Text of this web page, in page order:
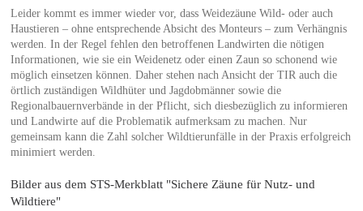
Leider kommt es immer wieder vor, dass Weidezäune Wild- oder auch
Haustieren – ohne entsprechende Absicht des Monteurs – zum Verhängnis
werden. In der Regel fehlen den betroffenen Landwirten die nötigen
Informationen, wie sie ein Weidenetz oder einen Zaun so schonend wie
möglich einsetzen können. Daher stehen nach Ansicht der TIR auch die
örtlich zuständigen Wildhüter und Jagdobmänner sowie die
Regionalbauernverbände in der Pflicht, sich diesbezüglich zu informieren
und Landwirte auf die Problematik aufmerksam zu machen. Nur
gemeinsam kann die Zahl solcher Wildtierunfälle in der Praxis erfolgreich
minimiert werden.
Bilder aus dem STS-Merkblatt "Sichere Zäune für Nutz- und
Wildtiere"